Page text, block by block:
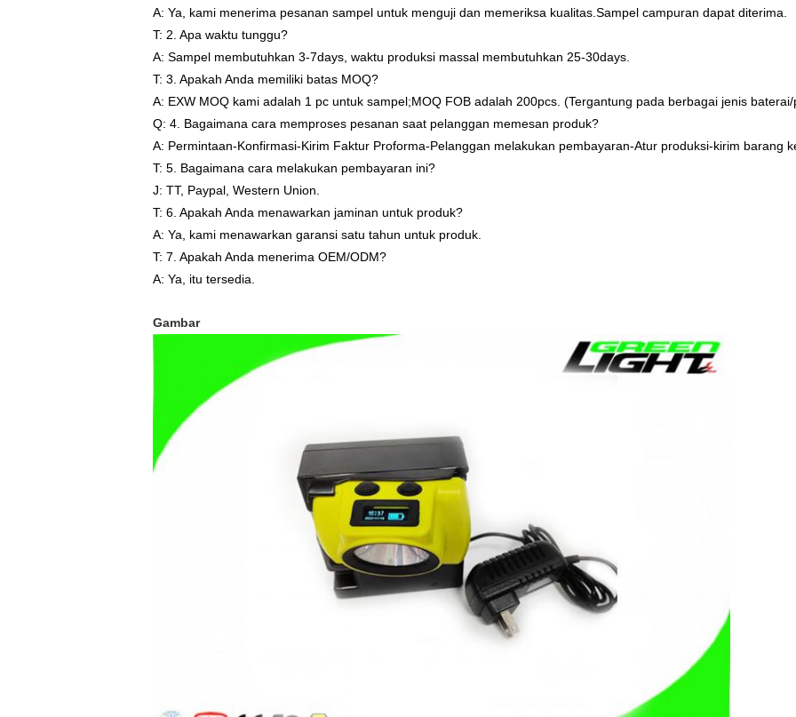
A: Ya, kami menerima pesanan sampel untuk menguji dan memeriksa kualitas.Sampel campuran dapat diterima.
T: 2. Apa waktu tunggu?
A: Sampel membutuhkan 3-7days, waktu produksi massal membutuhkan 25-30days.
T: 3. Apakah Anda memiliki batas MOQ?
A: EXW MOQ kami adalah 1 pc untuk sampel;MOQ FOB adalah 200pcs. (Tergantung pada berbagai jenis
Q: 4. Bagaimana cara memproses pesanan saat pelanggan memesan produk?
A: Permintaan-Konfirmasi-Kirim Faktur Proforma-Pelanggan melakukan pembayaran-Atur produksi-kirim barang
T: 5. Bagaimana cara melakukan pembayaran ini?
J: TT, Paypal, Western Union.
T: 6. Apakah Anda menawarkan jaminan untuk produk?
A: Ya, kami menawarkan garansi satu tahun untuk produk.
T: 7. Apakah Anda menerima OEM/ODM?
A: Ya, itu tersedia.
Gambar